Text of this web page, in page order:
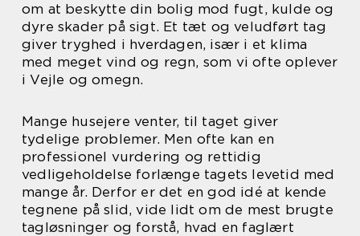
om at beskytte din bolig mod fugt, kulde og
dyre skader på sigt. Et tæt og veludført tag
giver tryghed i hverdagen, især i et klima
med meget vind og regn, som vi ofte oplever
i Vejle og omegn.
Mange husejere venter, til taget giver
tydelige problemer. Men ofte kan en
professionel vurdering og rettidig
vedligeholdelse forlænge tagets levetid med
mange år. Derfor er det en god idé at kende
tegnene på slid, vide lidt om de mest brugte
tagløsninger og forstå, hvad en faglært